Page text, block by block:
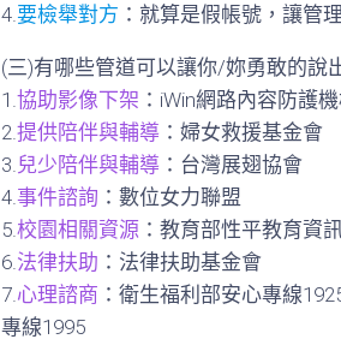
4.要檢舉對方 ：就算是假帳號，讓管
(三)有哪些管道可以讓你/妳勇敢的說
1.協助影像下架 ：iWin網路內容防護
2.提供陪伴與輔導 ：婦女救援基金會
3.兒少陪伴與輔導 ：台灣展翅協會
4.事件諮詢 ：數位女力聯盟
5.校園相關資源 ：教育部性平教育資
6.法律扶助 ：法律扶助基金會
7.心理諮商 ：衛生福利部安心專線
專線1995